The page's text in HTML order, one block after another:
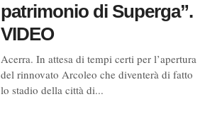
patrimonio di Superga”.
VIDEO
Acerra. In attesa di tempi certi per l’apertura
del rinnovato Arcoleo che diventerà di fatto
lo stadio della città di...